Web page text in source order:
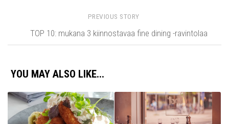
PREVIOUS STORY
TOP 10: mukana 3 kiinnostavaa fine dining -ravintolaa
YOU MAY ALSO LIKE...